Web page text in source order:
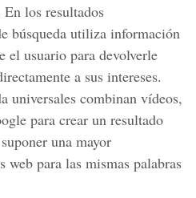
los resultados
búsqueda utiliza información
el usuario para devolverle
a sus intereses.
universales combinan vídeos,
para crear un resultado
una mayor
web para las mismas palabras